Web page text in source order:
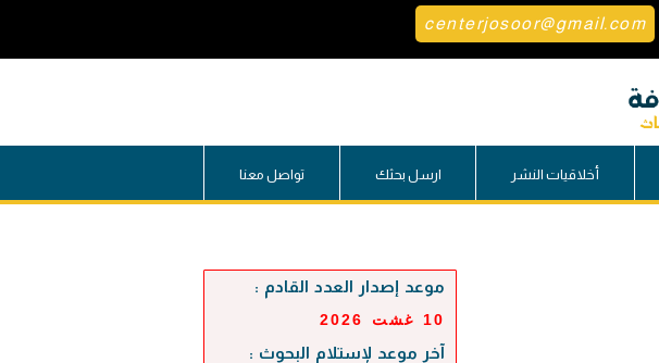
centerjosoor@gmail.com
أخلاقيات النشر ارسل بحثك تواصل معنا
موعد إصدار العدد القادم :
10 غشت 2026
آخر موعد لإستلام البحوث :